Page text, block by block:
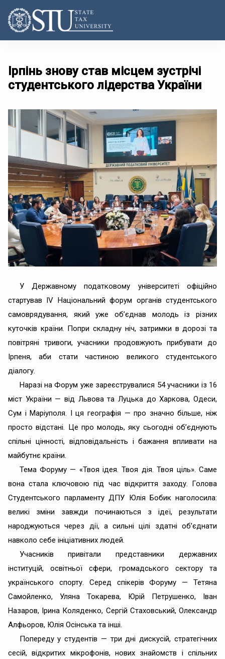
Ірпінь знову став місцем зустрічі
студентського лідерства України
У Державному податковому університеті офіційно
стартував IV Національний форум органів студентського
самоврядування, який уже об’єднав молодь із різних
куточків країни. Попри складну ніч, затримки в дорозі та
повітряні тривоги, учасники продовжують прибувати до
Ірпеня, аби стати частиною великого студентського
діалогу.
Наразі на Форум уже зареєструвалися 54 учасники із 16
міст України — від Львова та Луцька до Харкова, Одеси,
Сум і Маріуполя. І ця географія — про значно більше, ніж
просто відстані. Це про молодь, яку сьогодні об’єднують
спільні цінності, відповідальність і бажання впливати на
майбутнє країни.
Тема Форуму — «Твоя ідея. Твоя дія. Твоя ціль». Саме
вона стала ключовою під час відкриття заходу. Голова
Студентського парламенту ДПУ Юлія Бобик наголосила:
великі зміни завжди починаються з ідеї, результати
народжуються через дії, а сильні цілі здатні об’єднати
навколо себе ініціативних людей.
Учасників привітали представники державних
інституцій, освітньої сфери, громадського сектору та
українського спорту. Серед спікерів Форуму — Тетяна
Самойленко, Уляна Токарева, Юрій Петрушенко, Іван
Назаров, Ірина Коляденко, Сергій Стаховський, Олександр
Алфьоров, Юлія Осінська та інші.
Попереду у студентів — три дні дискусій, стратегічних
сесій, відкритих мікрофонів, нових знайомств і спільних